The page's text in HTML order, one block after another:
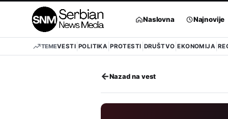
Naslovna Najnovije
TEMEVESTI POLITIKA PROTESTI DRUŠTVO EKONOMIJA
←Nazad na vest